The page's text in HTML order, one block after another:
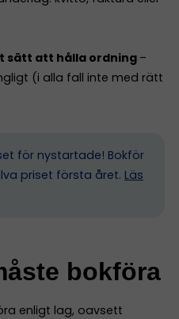
sätt att hålla ordning –
(i alla fall inte med rätt
för nystartade! Bokför
priset första året. Läs
bokföra
enligt lag, oavsett